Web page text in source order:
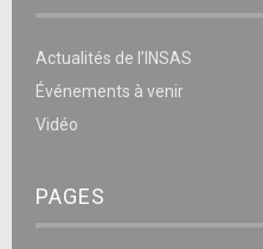
Actualités de l’INSAS
Événements à venir
Vidéo
PAGES